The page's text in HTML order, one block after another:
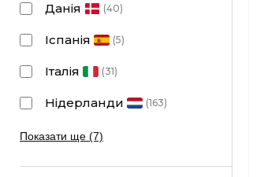
Данія (40)
Іспанія (5)
Італія (31)
Нідерланди (163)
Показати ще (7)